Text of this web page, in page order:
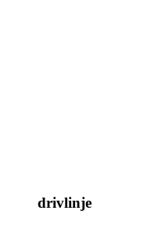
drivlinje